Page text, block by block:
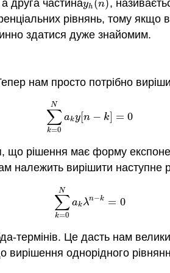
а друга частинаyh (n)
yh(n),
рівнянь, тому
здатися дуже знайомим.
нам просто потрібно
∑
k=0
N
aky[n − k] = 0
∑k =0Nak y[n− k]=0
рішення має форму
належить вирішити наступне
∑
k=0
N
akλn−k = 0
∑k =0Nakλ n− k=
термінів. Це дасть нам
однорідного